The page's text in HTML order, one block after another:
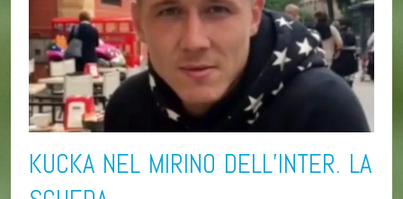
KUCKA NEL MIRINO DELL’INTER. LA